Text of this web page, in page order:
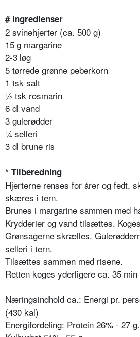
# Ingredienser
2 svinehjerter (ca. 500 g)
15 g margarine
2-3 løg
5 tørrede grønne peberkorn
1 tsk salt
½ tsk rosmarin
6 dl vand
3 gulerødder
¼ selleri
3 dl brune ris
* Tilberedning
Hjerterne renses for årer og fedt,
skæres i tern.
Brunes i margarine sammen med
Krydderier og vand tilsættes.
Grønsagerne skrælles.
selleri i tern.
Tilsættes sammen med risene.
Retten koges yderligere ca. 35
Næringsindhold ca.: Energi pr.
(430 kal)
Energifordeling: Protein 26% - 27